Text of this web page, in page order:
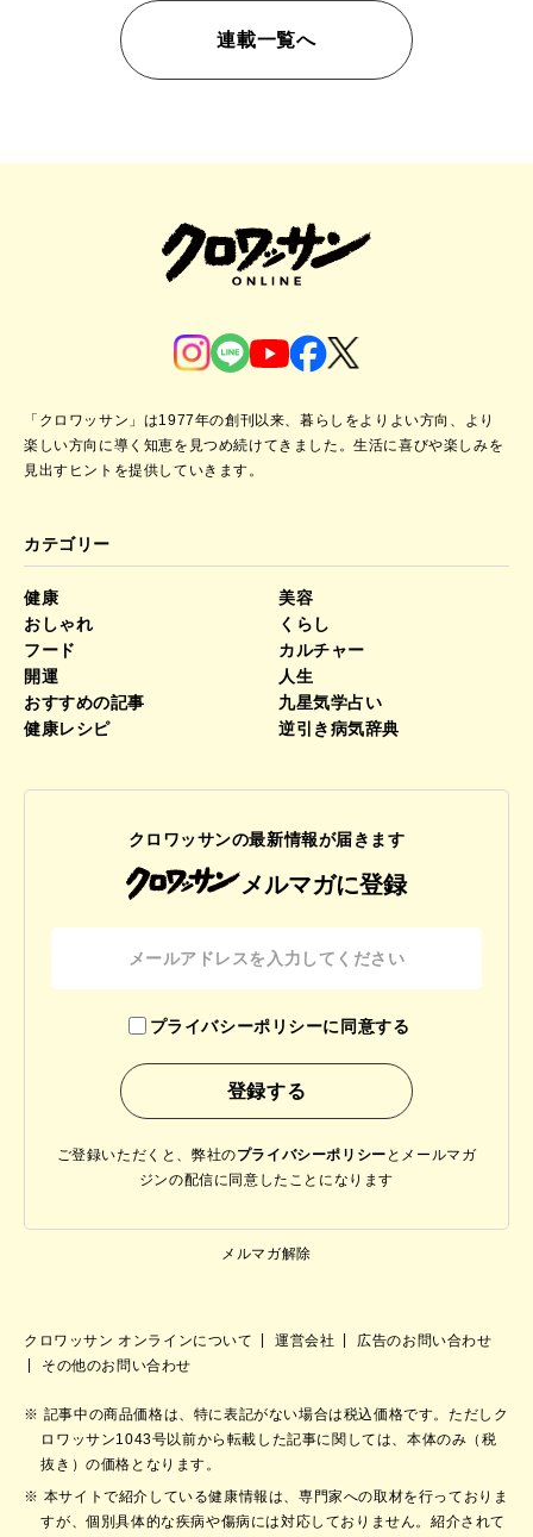
連載一覧へ
「クロワッサン」は1977年の創刊以来、暮らしをよりよい方向、より
楽しい方向に導く知恵を見つめ続けてきました。生活に喜びや楽しみを
見出すヒントを提供していきます。
カテゴリー
健康
美容
おしゃれ
くらし
フード
カルチャー
開運
人生
おすすめの記事
九星気学占い
健康レシピ
逆引き病気辞典
クロワッサンの最新情報が届きます
メルマガに登録
プライバシーポリシーに同意する
ご登録いただくと、弊社のプライバシーポリシー と メールマガ
ジンの配信に同意したことになります
メルマガ解除
クロワッサン オンラインについて 運営会社
広告のお問い合わせ
その他のお問い合わせ
記事中の商品価格は、特に表記がない場合は税込価格です。ただしク
ロワッサン1043号以前から転載した記事に関しては、本体のみ（税
抜き）の価格となります。
本サイトで紹介している健康情報は、専門家への取材を行っておりま
すが、個別具体的な疾病や傷病には対応しておりません。紹介されて